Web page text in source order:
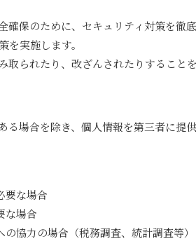
確保のために、セキュリティ対策を
を実施します。
られたり、改ざんされたりすること
る場合を除き、個人情報を第三者に提
要な場合
な場合
協力の場合（税務調査、統計調査等）